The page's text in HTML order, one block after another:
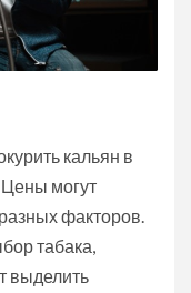
кальян в
Цены могут
факторов.
табака,
выделить